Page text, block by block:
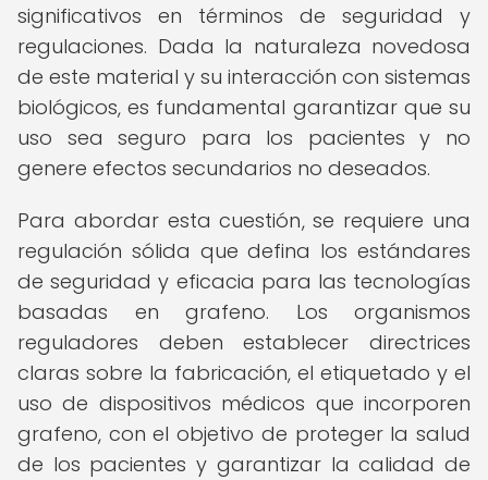
significativos en términos de seguridad y
regulaciones. Dada la naturaleza novedosa
de este material y su interacción con sistemas
biológicos, es fundamental garantizar que su
uso sea seguro para los pacientes y no
genere efectos secundarios no deseados.
Para abordar esta cuestión, se requiere una
regulación sólida que defina los estándares
de seguridad y eficacia para las tecnologías
basadas en grafeno. Los organismos
reguladores deben establecer directrices
claras sobre la fabricación, el etiquetado y el
uso de dispositivos médicos que incorporen
grafeno, con el objetivo de proteger la salud
de los pacientes y garantizar la calidad de